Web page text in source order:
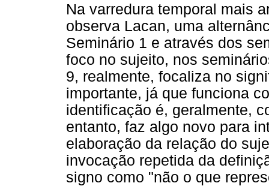
Na varredura temporal mais
observa Lacan, uma
Seminário 1 e através dos
foco no sujeito, nos
9, realmente, focaliza no
importante, já que funciona
identificação é, geralmente,
entanto, faz algo novo para
elaboração da relação do
invocação repetida da
signo como "não o que